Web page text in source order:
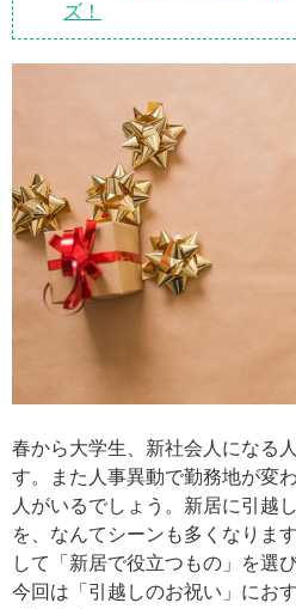
ズ！
春から大学生、新社会人になる
す。また人事異動で勤務地が変
人がいるでしょう。新居に引越
を、なんてシーンも多くなりま
して「新居で役立つもの」を選
今回は「引越しのお祝い」にお